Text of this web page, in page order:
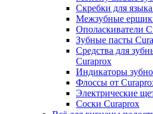
Скребки для
Межзубные
Ополаскиватели
Зубные пасты
Средства для
Curaprox
Индикаторы
Флоссы от
Электрические
Соски Curaprox